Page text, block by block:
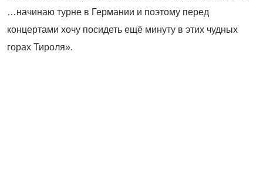
…начинаю турне в Германии и поэтому перед
концертами хочу посидеть ещё минуту в этих чудных
горах Тироля».